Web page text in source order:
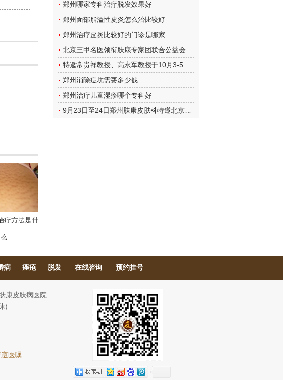
疗方法是什
么
郑州哪家专科治疗脱发效果好
郑州面部脂溢性皮炎怎么治比较好
郑州治疗皮炎比较好的门诊是哪家
郑州消除痘坑需要多少钱
郑州治疗儿童湿疹哪个专科好
病 痤疮 脱发 在线咨询 预约挂号
康皮肤病医院
)
医嘱